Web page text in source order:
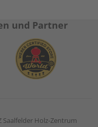
und Partner
Saalfelder Holz-Zentrum